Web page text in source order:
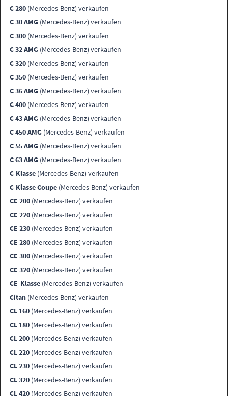
C 280 (Mercedes-Benz) verkaufen
C 30 AMG (Mercedes-Benz) verkaufen
C 300 (Mercedes-Benz) verkaufen
C 32 AMG (Mercedes-Benz) verkaufen
C 320 (Mercedes-Benz) verkaufen
C 350 (Mercedes-Benz) verkaufen
C 36 AMG (Mercedes-Benz) verkaufen
C 400 (Mercedes-Benz) verkaufen
C 43 AMG (Mercedes-Benz) verkaufen
C 450 AMG (Mercedes-Benz) verkaufen
C 55 AMG (Mercedes-Benz) verkaufen
C 63 AMG (Mercedes-Benz) verkaufen
C-Klasse (Mercedes-Benz) verkaufen
C-Klasse Coupe (Mercedes-Benz) verkaufen
CE 200 (Mercedes-Benz) verkaufen
CE 220 (Mercedes-Benz) verkaufen
CE 230 (Mercedes-Benz) verkaufen
CE 280 (Mercedes-Benz) verkaufen
CE 300 (Mercedes-Benz) verkaufen
CE 320 (Mercedes-Benz) verkaufen
CE-Klasse (Mercedes-Benz) verkaufen
Citan (Mercedes-Benz) verkaufen
CL 160 (Mercedes-Benz) verkaufen
CL 180 (Mercedes-Benz) verkaufen
CL 200 (Mercedes-Benz) verkaufen
CL 220 (Mercedes-Benz) verkaufen
CL 230 (Mercedes-Benz) verkaufen
CL 320 (Mercedes-Benz) verkaufen
CL 420 (Mercedes-Benz) verkaufen